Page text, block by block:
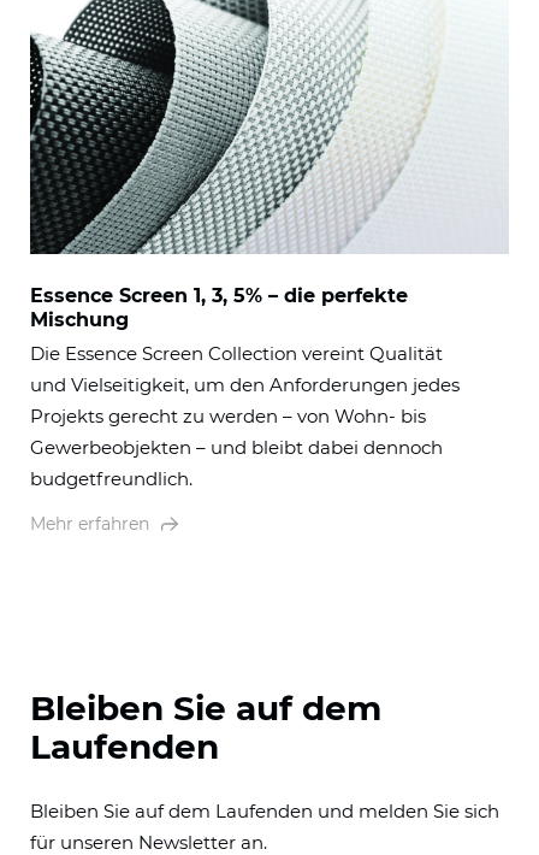
Essence Screen 1, 3, 5% – die perfekte
Mischung
Die Essence Screen Collection vereint Qualität
und Vielseitigkeit, um den Anforderungen jedes
Projekts gerecht zu werden – von Wohn- bis
Gewerbeobjekten – und bleibt dabei dennoch
budgetfreundlich.
Mehr erfahren
Bleiben Sie auf dem
Laufenden
Bleiben Sie auf dem Laufenden und melden Sie sich
für unseren Newsletter an.